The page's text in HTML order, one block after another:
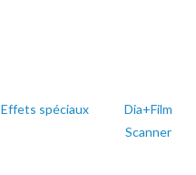
Effets spéciaux
Dia+Film
Scanner